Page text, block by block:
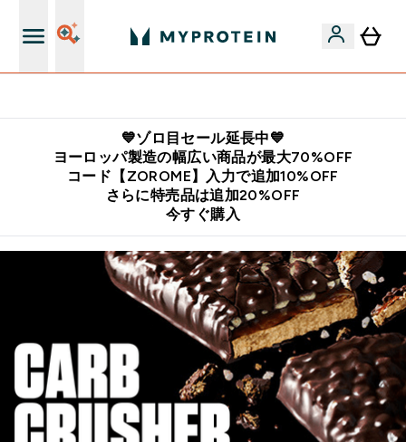
💙ゾロ目セール延長中💙
ヨーロッパ製造の幅広い商品が最大70%OFF
コード【ZOROME】入力で追加10%OFF
さらに特売品は追加20%OFF
今すぐ購入